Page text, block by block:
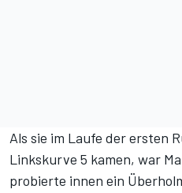
Als sie im Laufe der ersten
Linkskurve 5 kamen, war
probierte innen ein